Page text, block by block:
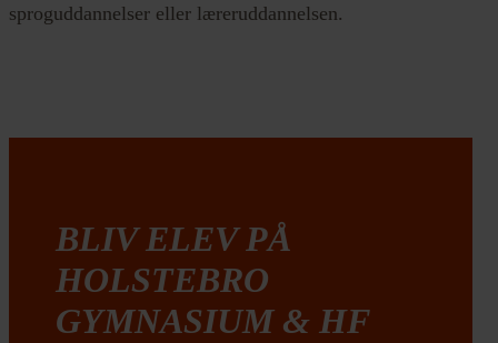
sproguddannelser eller læreruddannelsen.
BLIV ELEV PÅ
HOLSTEBRO
GYMNASIUM & HF